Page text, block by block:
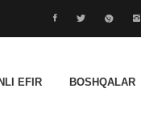
EFIR BOSHQALAR